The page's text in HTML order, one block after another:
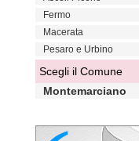
Fermo
Macerata
Pesaro e Urbino
Scegli il Comune
Montemarciano